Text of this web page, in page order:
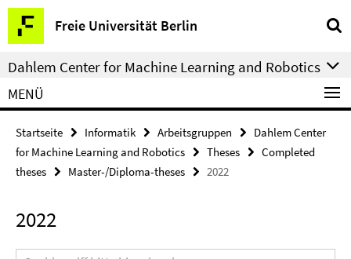
Springe
direkt
zu
Inhalt
Freie Universität Berlin
Service-
Navigation
Dahlem Center for Machine Learning and Robotics
MENÜ
Startseite Informatik Arbeitsgruppen
Dahlem Center
for Machine Learning and Robotics
Theses
Completed
theses
Master-/Diploma-theses 2022
2022